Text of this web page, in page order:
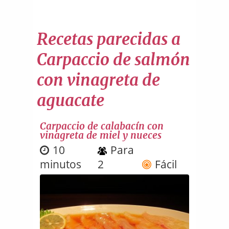
Recetas parecidas a
Carpaccio de salmón
con vinagreta de
aguacate
Carpaccio de calabacín con
vinagreta de miel y nueces
10
minutos
Para
2
Fácil